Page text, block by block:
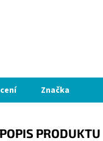
Značka
PRODUKTU